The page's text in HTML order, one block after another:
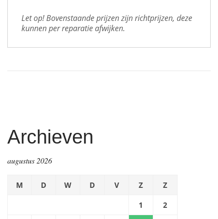
Let op! Bovenstaande prijzen zijn richtprijzen, deze
kunnen per reparatie afwijken.
Archieven
augustus 2026
M D W D V Z Z
1 2